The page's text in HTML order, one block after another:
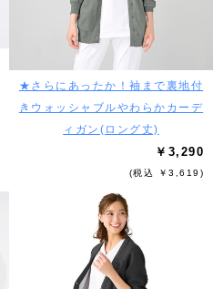
★さらにあったか！袖まで裏地付
きウォッシャブルやわらかカーデ
ィガン(ロング丈)
￥3,290
(税込 ￥3,619)